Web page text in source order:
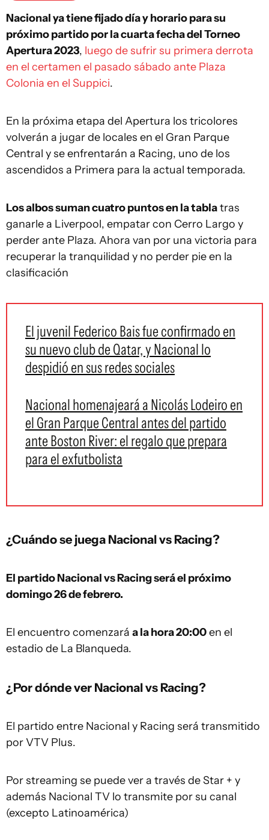
Nacional ya tiene fijado día y horario para su
próximo partido por la cuarta fecha del Torneo
Apertura 2023, luego de sufrir su primera derrota
en el certamen el pasado sábado ante Plaza
Colonia en el Suppici.
En la próxima etapa del Apertura los tricolores
volverán a jugar de locales en el Gran Parque
Central y se enfrentarán a Racing, uno de los
ascendidos a Primera para la actual temporada.
Los albos suman cuatro puntos en la tablatras
ganarle a Liverpool, empatar con Cerro Largo y
perder ante Plaza. Ahora van por una victoria para
recuperar la tranquilidad y no perder pie en la
clasificación
El juvenil Federico Bais fue confirmado en
su nuevo club de Qatar, y Nacional lo
despidió en sus redes sociales
Nacional homenajeará a Nicolás Lodeiro en
el Gran Parque Central antes del partido
ante Boston River: el regalo que prepara
para el exfutbolista
¿Cuándo se juega Nacional vs Racing?
El partido Nacional vs Racing será el próximo
domingo 26 de febrero.
El encuentro comenzará a la hora 20:00en el
estadio de La Blanqueda.
¿Por dónde ver Nacional vs Racing?
El partido entre Nacional y Racing será transmitido
por VTV Plus.
Por streaming se puede ver a través de Star + y
además Nacional TV lo transmite por su canal
(excepto Latinoamérica)